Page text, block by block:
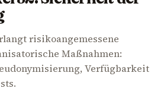
risikoangemessene
Maßnahmen:
Verfügbarkeit